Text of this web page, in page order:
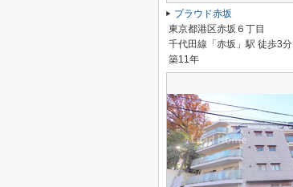
プラウド赤坂
東京都港区赤坂６丁目
千代田線「赤坂」駅 徒歩3分
築11年